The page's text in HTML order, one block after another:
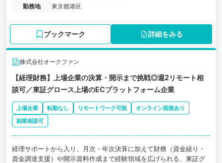
勤務地
東京都港区
ブックマーク 詳細をみる
株式会社オークファン
【経理財務】上場企業の決算・開示まで挑戦◎週2リモート相
談可／東証グロース上場のECプラットフォーム企業
上場企業 転勤なし リモートワーク可能
オンライン面接あり
副業相談可
経理サポートから入り、月次・年次決算に加えて財務（資金繰り・
資金調達支援）や開示資料作成まで経験領域を広げられる、東証グ